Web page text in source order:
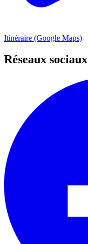
Itinéraire (Google Maps)
Réseaux sociaux